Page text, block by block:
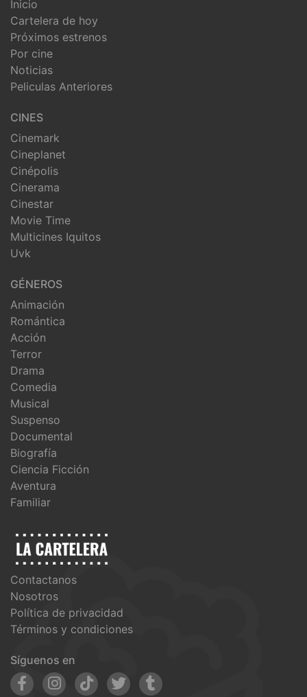
Inicio
Cartelera de hoy
Próximos estrenos
Por cine
Noticias
Peliculas Anteriores
CINES
Cinemark
Cineplanet
Cinépolis
Cinerama
Cinestar
Movie Time
Multicines Iquitos
Uvk
GÉNEROS
Animación
Romántica
Acción
Terror
Drama
Comedia
Musical
Suspenso
Documental
Biografía
Ciencia Ficción
Aventura
Familiar
Contactanos
Nosotros
Política de privacidad
Términos y condiciones
Síguenos en